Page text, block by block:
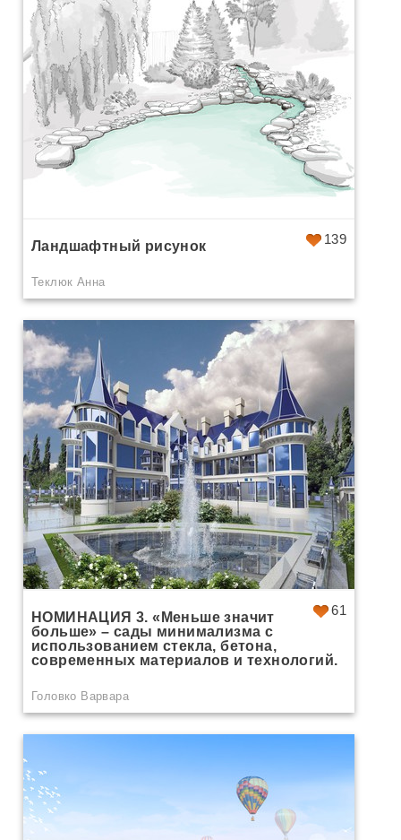
139
Ландшафтный рисунок
Теклюк Анна
61
НОМИНАЦИЯ 3. «Меньше значит
больше» – сады минимализма с
использованием стекла, бетона,
современных материалов и технологий.
Головко Варвара